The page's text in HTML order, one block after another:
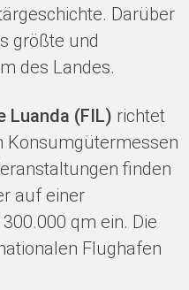
Darüber
größte und
des Landes.
Luanda (FIL) richtet
Konsumgütermessen
finden
auf einer
qm ein. Die
Flughafen